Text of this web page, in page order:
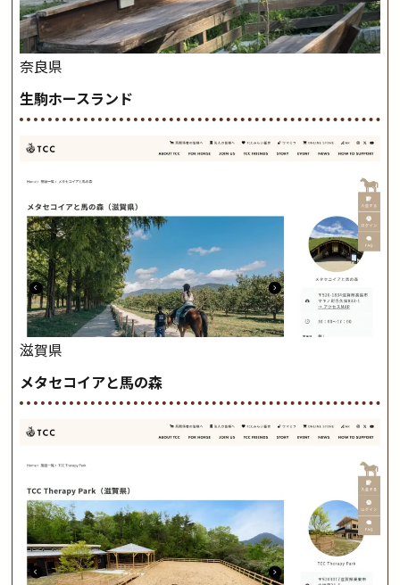
奈良県
生駒ホースランド
滋賀県
メタセコイアと馬の森